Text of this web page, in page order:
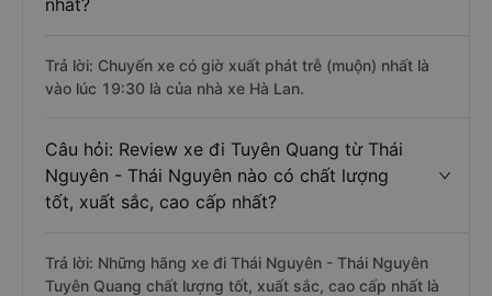
nhất?
Trả lời: Chuyến xe có giờ xuất phát trễ (muộn) nhất là
vào lúc 19:30 là của nhà xe Hà Lan.
Câu hỏi: Review xe đi Tuyên Quang từ Thái
Nguyên - Thái Nguyên nào có chất lượng
tốt, xuất sắc, cao cấp nhất?
Trả lời: Những hãng xe đi Thái Nguyên - Thái Nguyên
Tuyên Quang chất lượng tốt, xuất sắc, cao cấp nhất là